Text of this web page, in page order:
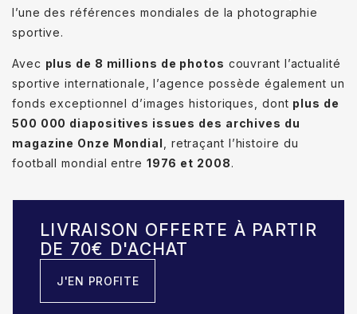
l’une des références mondiales de la photographie
sportive.
Avec plus de 8 millions de photos couvrant l’actualité
sportive internationale, l’agence possède également un
fonds exceptionnel d’images historiques, dont plus de
500 000 diapositives issues des archives du
magazine Onze Mondial
, retraçant l’histoire du
football mondial entre 1976 et 2008.
LIVRAISON OFFERTE À PARTIR
DE 70€ D'ACHAT
J'EN PROFITE